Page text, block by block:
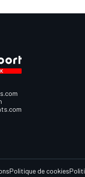
Politique de cookies